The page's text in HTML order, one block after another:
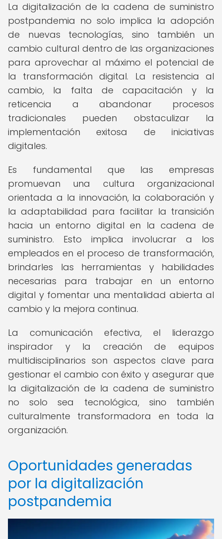
La digitalización de la cadena de suministro
postpandemia no solo implica la adopción
de nuevas tecnologías, sino también un
cambio cultural dentro de las organizaciones
para aprovechar al máximo el potencial de
la transformación digital. La resistencia al
cambio, la falta de capacitación y la
reticencia a abandonar procesos
tradicionales pueden obstaculizar la
implementación exitosa de iniciativas
digitales.
Es fundamental que las empresas
promuevan una cultura organizacional
orientada a la innovación, la colaboración y
la adaptabilidad para facilitar la transición
hacia un entorno digital en la cadena de
suministro. Esto implica involucrar a los
empleados en el proceso de transformación,
brindarles las herramientas y habilidades
necesarias para trabajar en un entorno
digital y fomentar una mentalidad abierta al
cambio y la mejora continua.
La comunicación efectiva, el liderazgo
inspirador y la creación de equipos
multidisciplinarios son aspectos clave para
gestionar el cambio con éxito y asegurar que
la digitalización de la cadena de suministro
no solo sea tecnológica, sino también
culturalmente transformadora en toda la
organización.
Oportunidades generadas
por la digitalización
postpandemia